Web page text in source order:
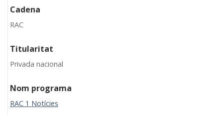
Cadena
RAC
Titularitat
Privada nacional
Nom programa
RAC 1 Notícies